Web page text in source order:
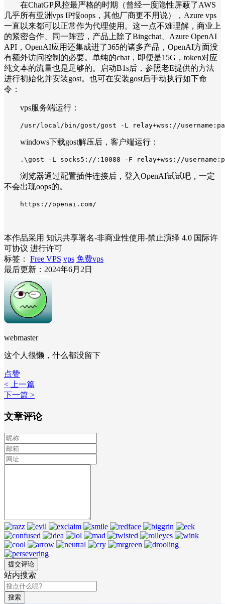
在ChatGP风控最严格的时期（曾经一度隐性屏蔽了AWS
几乎所有亚洲vps IP报oops，其他厂商更不用说），Azure vps
一直以来都可以正常作为代理使用。这一点不难理解，商业上
的紧密合作、同一阵营，产品上除了Bingchat、Azure OpenAI
API，OpenAI应用还集成进了365的诸多产品，OpenAI方面没
有额外访问控制的必要。单纯的chat，即便是15G，token对应
纯文本的流量也是足够的。启动B1s后，参照老E提供的方法
进行初始化并安装gost。也可在安装gost后手动执行如下命
令：
vps服务端运行：
/usr/local/bin/gost/gost -L relay+wss://
windows下载gost解压后，客户端运行：
.\gost -L socks5://:10088 -F relay+wss://
浏览器通过配置插件连接后，登入OpenAI试试吧，一定
不会出现oops的。
https://openai.com/
本作品采用 知识共享署名-非商业性使用-禁止演绎 4.0 国际许
可协议 进行许可
标签：
Free VPS vps 免费vps
最后更新：2024年6月2日
webmaster
这个人很懒，什么都没留下
点赞
< 上一篇
下一篇 >
文章评论
站内搜索
搜索